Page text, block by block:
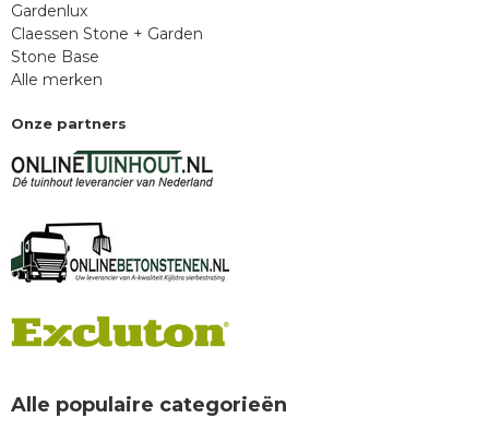
Gardenlux
Claessen Stone + Garden
Stone Base
Alle merken
Onze partners
Alle populaire categorieën